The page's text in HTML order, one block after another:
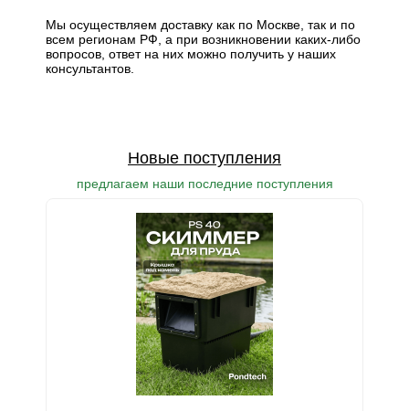
Мы осуществляем доставку как по Москве, так и по
всем регионам РФ, а при возникновении каких-либо
вопросов, ответ на них можно получить у наших
консультантов.
Новые поступления
предлагаем наши последние поступления